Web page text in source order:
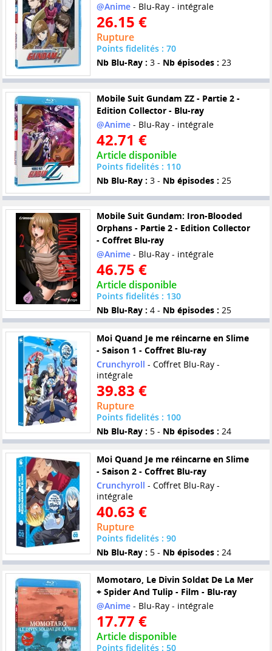
@Anime- Blu-Ray - intégrale
26.15 €
Rupture
Points fidelités : 70
Nb Blu-Ray : 3 - Nb épisodes : 23
Mobile Suit Gundam ZZ - Partie 2 -
Edition Collector - Blu-ray
@Anime- Blu-Ray - intégrale
42.71 €
Article disponible
Points fidelités : 110
Nb Blu-Ray : 3 - Nb épisodes : 25
Mobile Suit Gundam: Iron-Blooded
Orphans - Partie 2 - Edition Collector
- Coffret Blu-ray
@Anime- Blu-Ray - intégrale
46.75 €
Article disponible
Points fidelités : 130
Nb Blu-Ray : 4 - Nb épisodes : 25
Moi Quand Je me réincarne en Slime
- Saison 1 - Coffret Blu-ray
Crunchyroll - Coffret Blu-Ray -
intégrale
39.83 €
Rupture
Points fidelités : 100
Nb Blu-Ray : 5 - Nb épisodes : 24
Moi Quand Je me réincarne en Slime
- Saison 2 - Coffret Blu-ray
Crunchyroll - Coffret Blu-Ray -
intégrale
40.63 €
Rupture
Points fidelités : 90
Nb Blu-Ray : 5 - Nb épisodes : 24
Momotaro, Le Divin Soldat De La Mer
+ Spider And Tulip - Film - Blu-ray
@Anime- Blu-Ray - intégrale
17.77 €
Article disponible
Points fidelités : 50